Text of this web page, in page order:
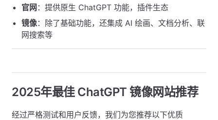
官网 ：提供原生 ChatGPT 功能，插件生态
镜像：除了基础功能，还集成 AI 绘画、文档分析、联
网搜索等
2025年最佳 ChatGPT 镜像网站推荐
经过严格测试和用户反馈，我们为您推荐以下优质